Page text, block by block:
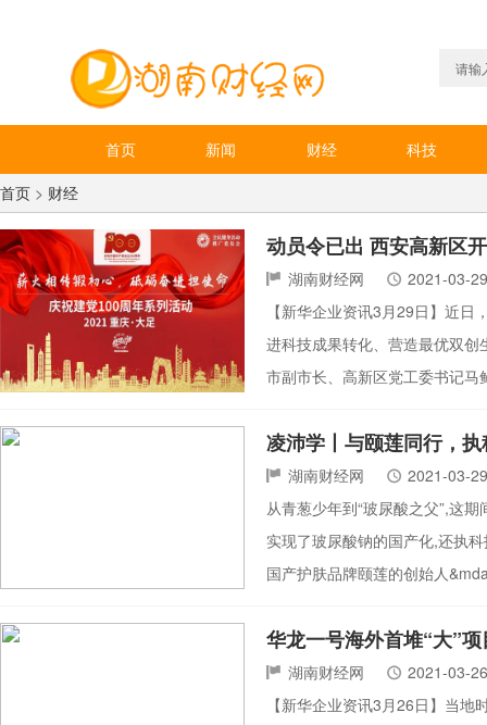
首页 新闻 财经
科技
首页 > 财经
动员令已出 西安高新区
湖南财经网
2021-03-29
【新华企业资讯3月29日】近
进科技成果转化、营造最优双
市副市长、高新区党工委书记
凌沛学丨与颐莲同行，
湖南财经网
2021-03-29
从青葱少年到“玻尿酸之父”,这
实现了玻尿酸钠的国产化,还执
国产护肤品牌颐莲的创始人
华龙一号海外首堆“大”
湖南财经网
2021-03-26
【新华企业资讯3月26日】当